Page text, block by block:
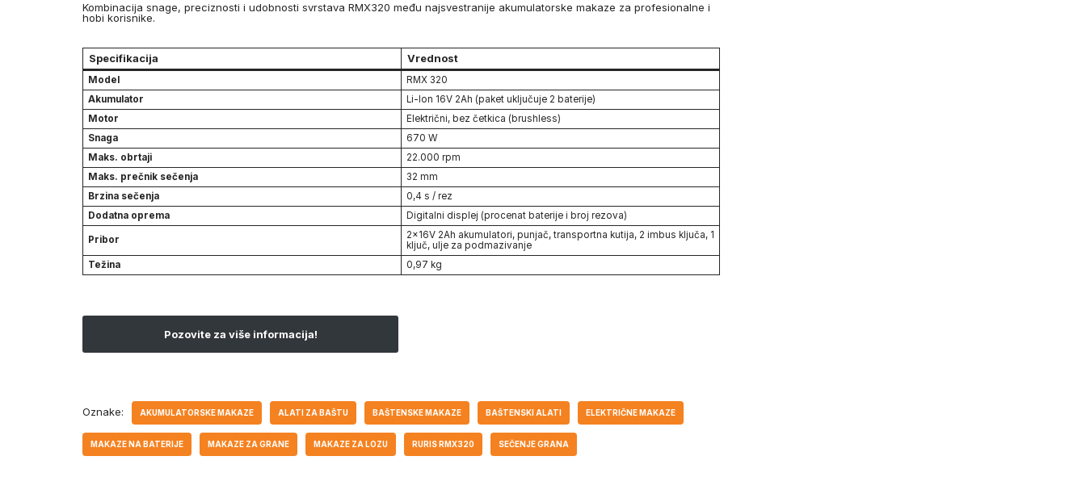
Kombinacija snage, preciznosti i udobnosti svrstava RMX320 među najsvestranije akumulatorske makaze za profesionalne i
hobi korisnike.
Specifikacija Vrednost
Model
RMX 320
Akumulator
Li-Ion 16V 2Ah (paket uključuje 2 baterije)
Motor
Električni, bez četkica (brushless)
Snaga
670 W
Maks. obrtaji
22.000 rpm
Maks. prečnik sečenja
32 mm
Brzina sečenja
0,4 s / rez
Dodatna oprema
Digitalni displej (procenat baterije i broj rezova)
Pribor
2×16V 2Ah akumulatori, punjač, transportna kutija, 2 imbus ključa, 1
ključ, ulje za podmazivanje
Težina
0,97 kg
Pozovite za više informacija!
Oznake: AKUMULATORSKE MAKAZE ALATI ZA BAŠTU BAŠTENSKE MAKAZE BAŠTENSKI ALATI ELEKTRIČNE MAKAZE
MAKAZE NA BATERIJE MAKAZE ZA GRANE MAKAZE ZA LOZU RURIS RMX320 SEČENJE GRANA